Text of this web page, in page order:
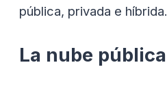
pública, privada e híbrida.
La nube pública